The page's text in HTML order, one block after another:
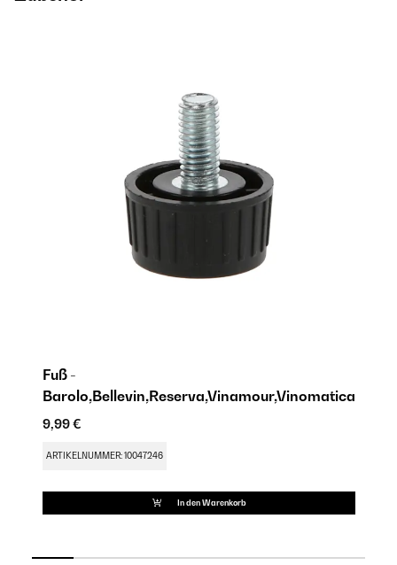
Fuß -
Barolo,Bellevin,Reserva,Vinamour,Vinomatica
9,99 €
ARTIKELNUMMER: 10047246
In den Warenkorb